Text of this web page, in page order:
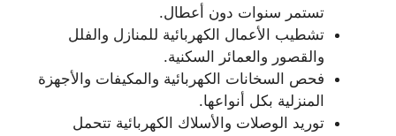
تستمر سنوات دون أعطال.
تشطيب الأعمال الكهربائية للمنازل والفلل
والقصور والعمائر السكنية.
فحص السخانات الكهربائية والمكيفات والأجهزة
المنزلية بكل أنواعها.
توريد الوصلات والأسلاك الكهربائية تتحمل